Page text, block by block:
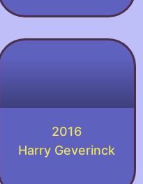
2016
Harry Geverinck